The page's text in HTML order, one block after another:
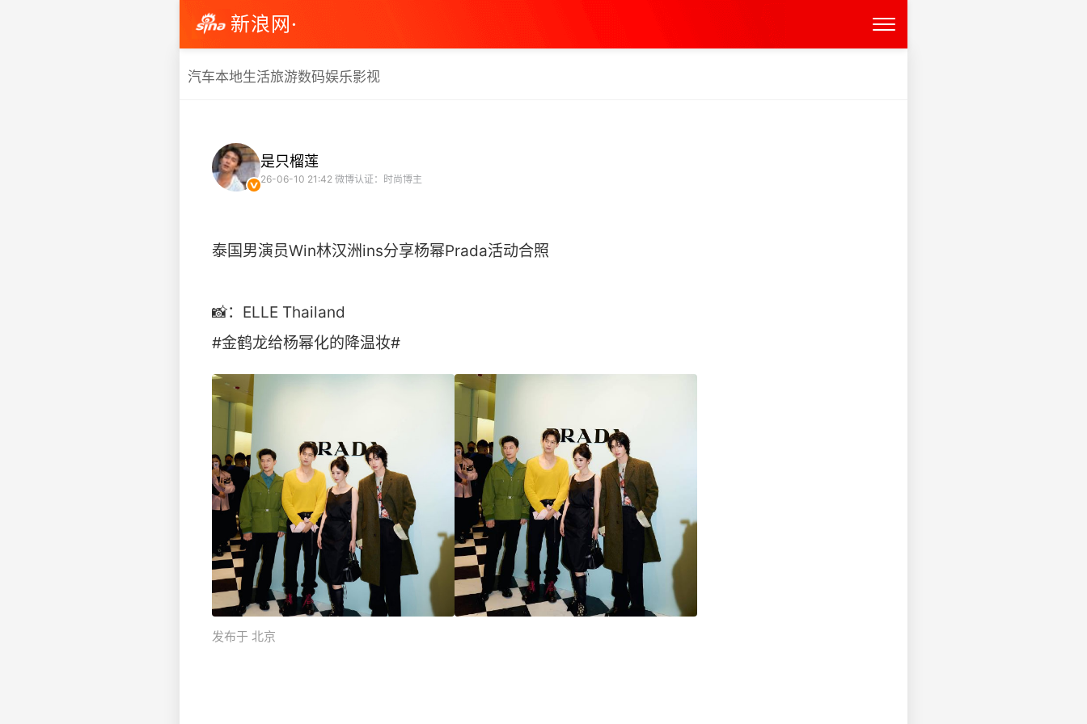
新浪网·
汽车本地生活旅游数码娱乐影视
是只榴莲
26-06-10 21:42 微博认证：时尚博主
泰国男演员Win林汉洲ins分享杨幂Prada活动合照
📸：ELLE Thailand
#金鹤龙给杨幂化的降温妆# ​
发布于 北京